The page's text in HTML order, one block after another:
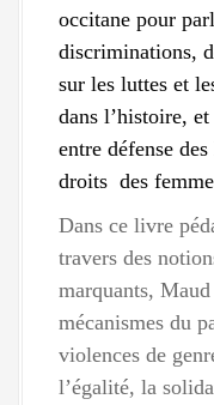
occitane pour
discriminations,
sur les luttes et
dans l’histoire,
entre défense
droits des
Dans ce livre
travers des
marquants,
mécanismes du
violences de
l’égalité, la